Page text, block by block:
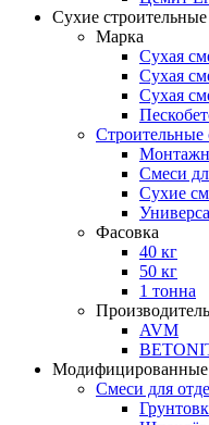
Сухие
Марка
Сухая
Сухая
Сухая
Строительные
Смеси
Сухие
Фасовка
40 кг
50 кг
1 тонна
Производитель
AVM
Модифицированные
Смеси для